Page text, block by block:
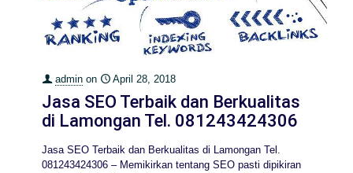
admin on April 28, 2018
Jasa SEO Terbaik dan Berkualitas
di Lamongan Tel. 081243424306
Jasa SEO Terbaik dan Berkualitas di Lamongan Tel.
081243424306 – Memikirkan tentang SEO pasti dipikiran